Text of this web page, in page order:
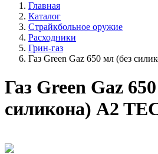
Главная
Каталог
Страйкбольное оружие
Расходники
Грин-газ
Газ Green Gaz 650 мл (без
Газ Green Gaz
силикона) A2